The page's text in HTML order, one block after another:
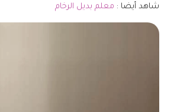
شاهد أيضا : معلم بديل الرخام